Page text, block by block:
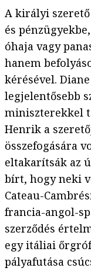
A királyi
és
óhaja vagy
hanem
kérésével.
legjelentősebb
miniszterekkel
Henrik a
összefogására
eltakarítsák az
bírt, hogy neki
Cateau-
francia-angol-
szerződés
egy itáliai
pályafutása